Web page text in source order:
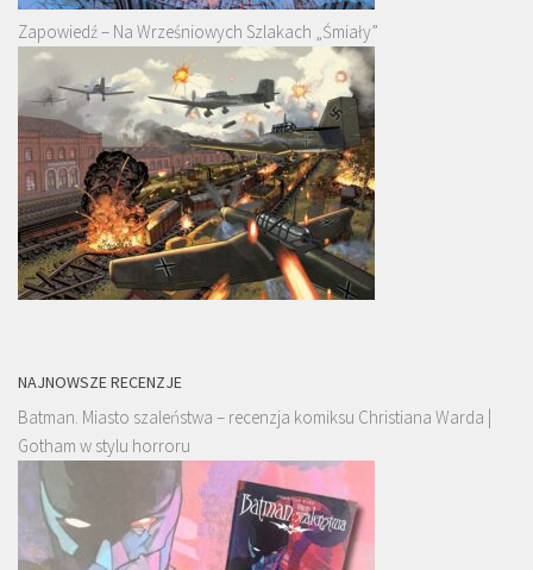
Zapowiedź – Na Wrześniowych Szlakach „Śmiały”
NAJNOWSZE RECENZJE
Batman. Miasto szaleństwa – recenzja komiksu Christiana Warda |
Gotham w stylu horroru